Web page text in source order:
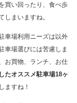
買い回ったり、食べ歩
しまいますね。
車場利用ニーズは以外
車場選びには苦慮しま
お買物、ランチ、お仕
たオススメ駐車場18ヶ
しますね！